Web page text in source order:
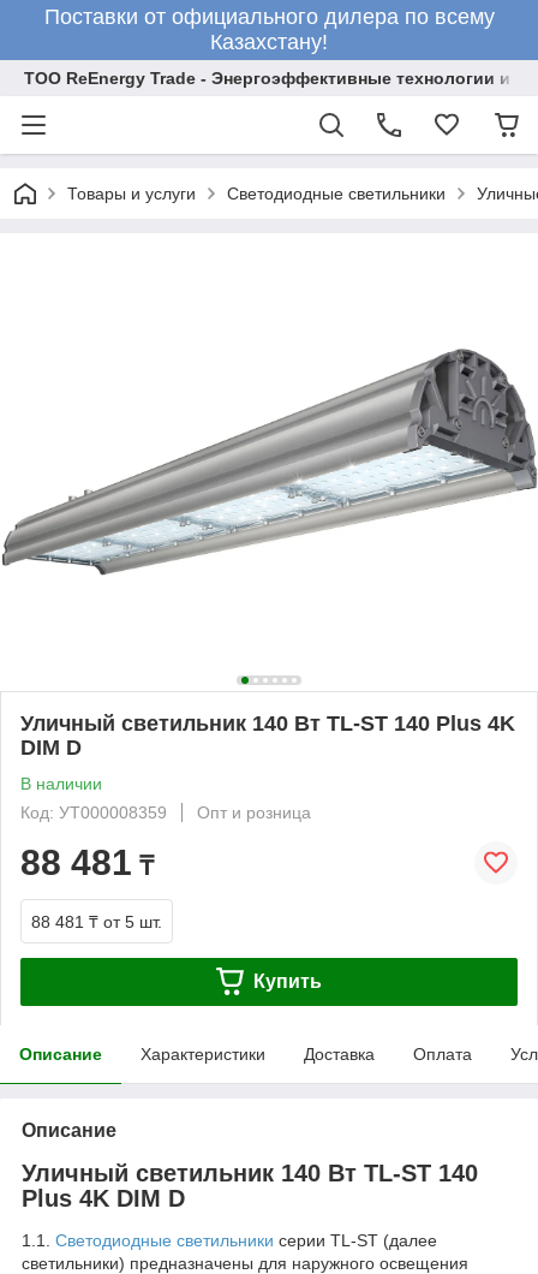
Поставки от официального дилера по всему
Казахстану!
ТОО ReEnergy Trade - Энергоэффективные технологии и
Товары и услуги Светодиодные светильники
Уличный светильник 140 Вт TL-ST 140 Plus 4K
DIM D
В наличии
Код: УТ000008359
Опт и розница
88 481 ₸
88 481 ₸ от 5 шт.
Купить
Описание Характеристики Доставка Оплата
Описание
Уличный светильник 140 Вт TL-ST 140
Plus 4K DIM D
1.1. Светодиодные светильники серии TL-ST (далее
светильники) предназначены для наружного освещения